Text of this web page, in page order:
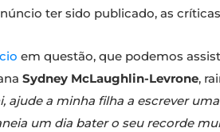
ter sido publicado, as
em questão, que podemos
Sydney McLaughlin-Levrone,
ajude a minha filha a escrever
um dia bater o seu recorde